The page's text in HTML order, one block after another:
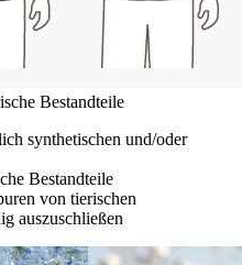
Bestandteile
synthetischen und/oder
Bestandteile
von tierischen
auszuschließen